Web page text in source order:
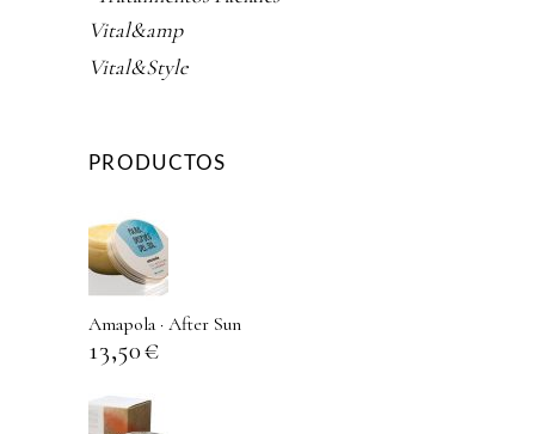
Vital&amp
Vital&Style
PRODUCTOS
Amapola · After Sun
13,50€